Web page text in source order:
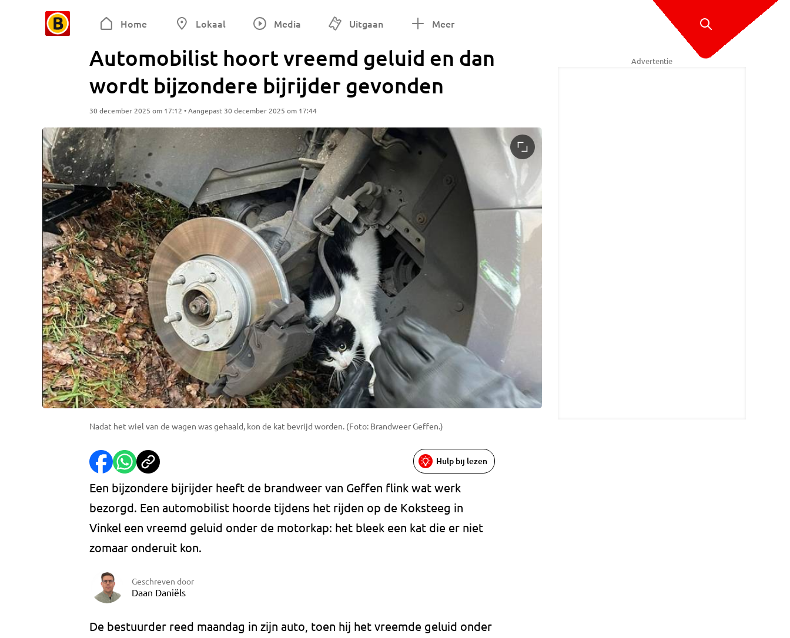
Home Lokaal Media Uitgaan Meer
Automobilist hoort vreemd geluid en dan
wordt bijzondere bijrijder gevonden
30 december 2025 om 17:12 • Aangepast 30 december 2025 om 17:44
Nadat het wiel van de wagen was gehaald, kon de kat bevrijd worden. (Foto: Brandweer Geffen.)
Hulp bij lezen
Een bijzondere bijrijder heeft de brandweer van Geffen flink wat werk
bezorgd. Een automobilist hoorde tijdens het rijden op de Koksteeg in
Vinkel een vreemd geluid onder de motorkap: het bleek een kat die er niet
zomaar onderuit kon.
Geschreven door
Daan Daniëls
De bestuurder reed maandag in zijn auto, toen hij het vreemde geluid onder
Advertentie